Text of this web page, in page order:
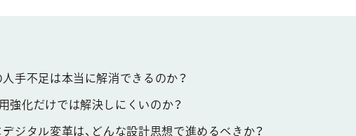
手不足は本当に解消できるのか？
強化だけでは解決しにくいのか？
ジタル変革は、どんな設計思想で進めるべきか？